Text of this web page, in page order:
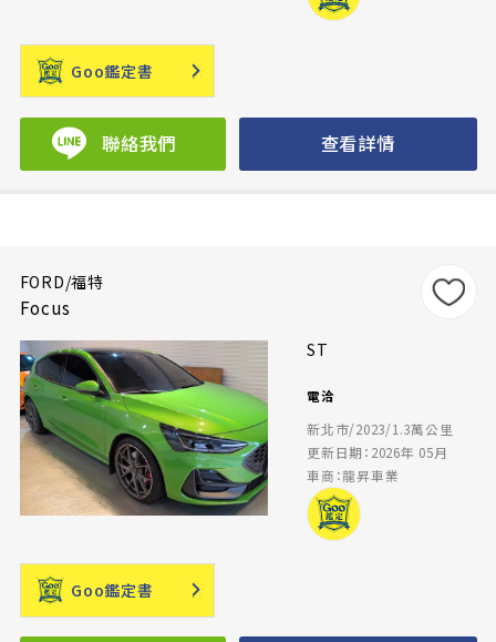
Goo鑑定書
聯絡我們 查看詳情
FORD/福特
Focus
ST
電洽
新北市/2023/1.3萬公里
更新日期：2026年 05月
車商：龍昇車業
Goo鑑定書